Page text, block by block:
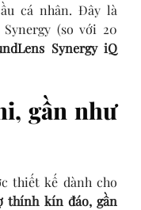
cá nhân. Đây là
(so với 20
Synergy iQ
gần như
thiết kế dành cho
thính kín đáo, gần